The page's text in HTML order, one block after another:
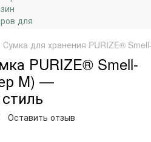
Сумка для хранения PURIZE®
PURIZE® Smell-
M) —
Оставить отзыв